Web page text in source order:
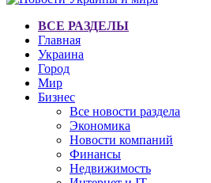
ВСЕ РАЗДЕЛЫ
Главная
Украина
Город
Мир
Бизнес
Все новости раздела
Экономика
Новости компаний
Финансы
Недвижимость